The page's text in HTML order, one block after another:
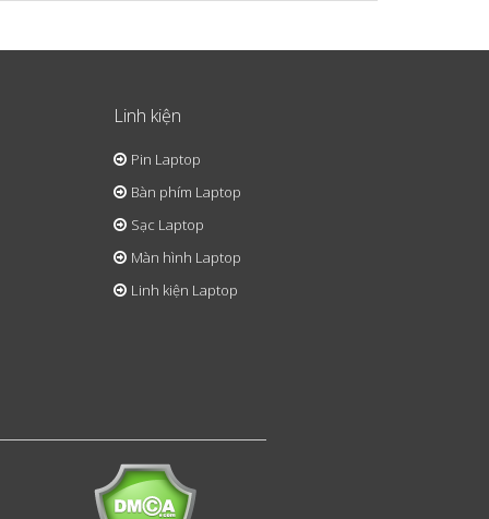
Linh kiện
Pin Laptop
Bàn phím Laptop
Sạc Laptop
Màn hình Laptop
Linh kiện Laptop